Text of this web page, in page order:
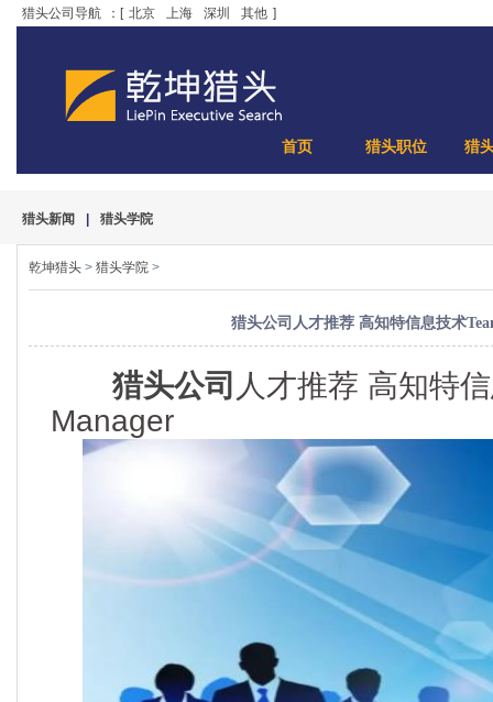
猎头公司导航 ：[ 北京 上海 深圳 其他 ]
首页 猎头职位 猎
猎头新闻 猎头学院
乾坤猎头 > 猎头学院 >
猎头公司人才推荐 高知特信息技术
猎头公司 人才推荐 高知特
Manager